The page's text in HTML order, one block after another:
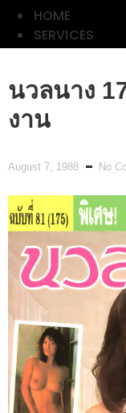
HOME
SERVICES
ลลนา
แกม
CLASSIC
PHOTO
LIST
HOME
ลลนา
ดิฉัน
พลอย
นวลนาง
งาน
August 7, 1988 No